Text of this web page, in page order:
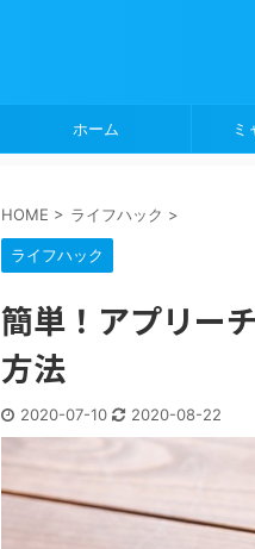
ホーム ミ
HOME > ライフハック >
ライフハック
簡単！アプリー
方法
2020-07-10 2020-08-22